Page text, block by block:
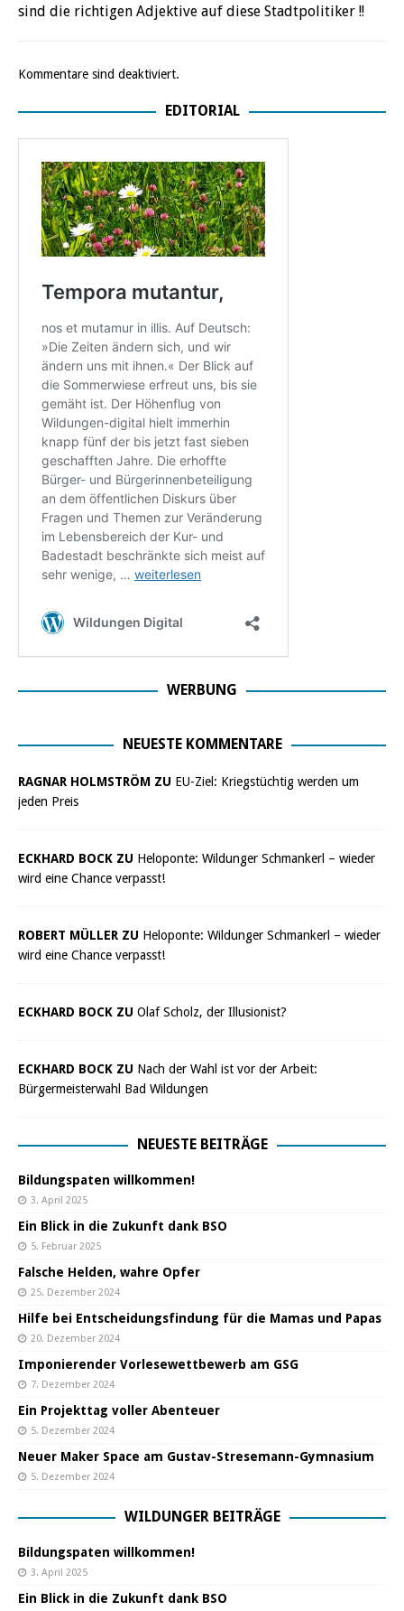
sind die richtigen Adjektive auf diese Stadtpolitiker !!
Kommentare sind deaktiviert.
EDITORIAL
WERBUNG
NEUESTE KOMMENTARE
RAGNAR HOLMSTRÖM ZU EU-Ziel: Kriegstüchtig werden um
jeden Preis
ECKHARD BOCK ZU Heloponte: Wildunger Schmankerl – wieder
wird eine Chance verpasst!
ROBERT MÜLLER ZU Heloponte: Wildunger Schmankerl – wieder
wird eine Chance verpasst!
ECKHARD BOCK ZU Olaf Scholz, der Illusionist?
ECKHARD BOCK ZU Nach der Wahl ist vor der Arbeit:
Bürgermeisterwahl Bad Wildungen
NEUESTE BEITRÄGE
Bildungspaten willkommen!
3. April 2025
Ein Blick in die Zukunft dank BSO
5. Februar 2025
Falsche Helden, wahre Opfer
25. Dezember 2024
Hilfe bei Entscheidungsfindung für die Mamas und Papas
20. Dezember 2024
Imponierender Vorlesewettbewerb am GSG
7. Dezember 2024
Ein Projekttag voller Abenteuer
5. Dezember 2024
Neuer Maker Space am Gustav-Stresemann-Gymnasium
5. Dezember 2024
WILDUNGER BEITRÄGE
Bildungspaten willkommen!
3. April 2025
Ein Blick in die Zukunft dank BSO